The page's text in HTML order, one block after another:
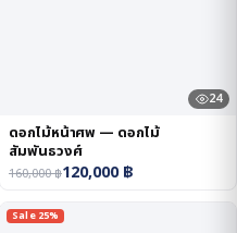
24
ดอกไม้หน้าศพ — ดอกไม้
สัมพันธวงศ์
160,000฿120,000฿
Sale 25%